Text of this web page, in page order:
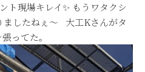
ト現場キレイ✨ もうワタクシ
ましたねぇ～ 大工Kさんがタ
ってた。